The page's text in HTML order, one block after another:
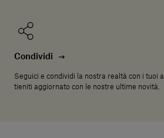
Condividi
Seguici e condividi la nostra realtà con i tuoi
tieniti aggiornato con le nostre ultime novità.